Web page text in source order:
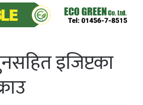
इजिप्टका